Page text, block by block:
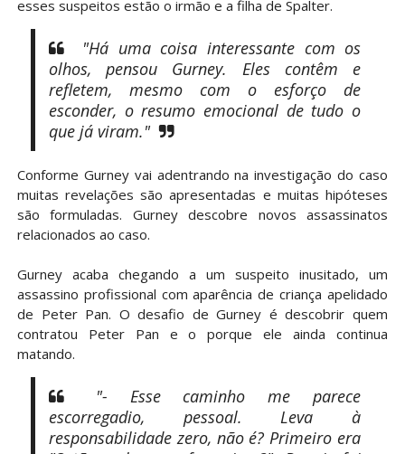
esses suspeitos estão o irmão e a filha de Spalter.
"Há uma coisa interessante com os
olhos, pensou Gurney. Eles contêm e
refletem, mesmo com o esforço de
esconder, o resumo emocional de tudo o
que já viram."
Conforme Gurney vai adentrando na investigação do caso
muitas revelações são apresentadas e muitas hipóteses
são formuladas. Gurney descobre novos assassinatos
relacionados ao caso.
Gurney acaba chegando a um suspeito inusitado, um
assassino profissional com aparência de criança apelidado
de Peter Pan. O desafio de Gurney é descobrir quem
contratou Peter Pan e o porque ele ainda continua
matando.
"- Esse caminho me parece
escorregadio, pessoal. Leva à
responsabilidade zero, não é? Primeiro era